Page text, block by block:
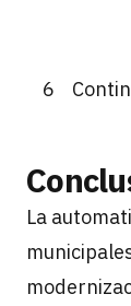
6
La